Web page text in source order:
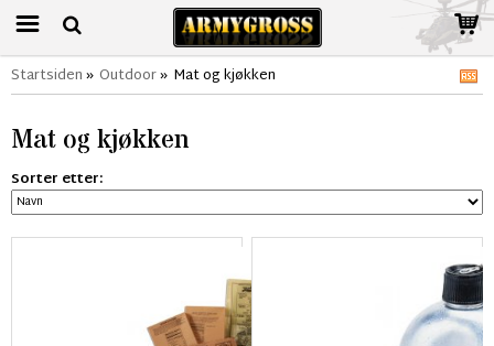
Startsiden» Outdoor» Mat og kjøkken
Mat og kjøkken
Sorter etter: